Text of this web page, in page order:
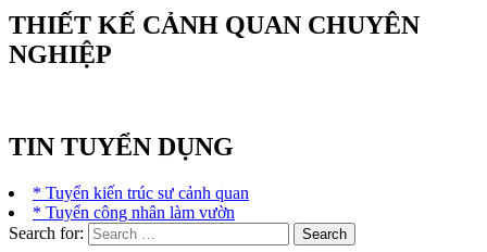
THIẾT KẾ CẢNH QUAN CHUYÊN
NGHIỆP
TIN TUYỂN DỤNG
* Tuyển kiến trúc sư cảnh quan
* Tuyển công nhân làm vườn
Search for: